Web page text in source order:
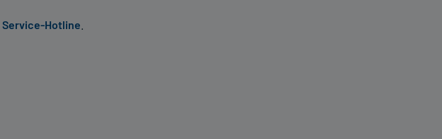
Service-Hotline